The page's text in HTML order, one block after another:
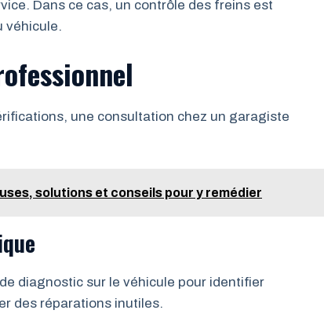
Dans ce cas, un contrôle des freins est
véhicule.
une consultation chez un garagiste
solutions et conseils pour y remédier
diagnostic sur le véhicule pour identifier
des réparations inutiles.